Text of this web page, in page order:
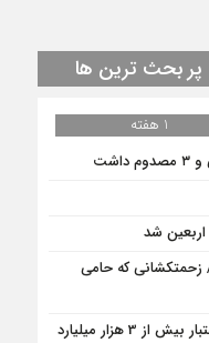
پر بحث ترین ها
1 هفته
اربعین شد
زحمتکشانی که حامی
5 پروژه‌ عمرانی شهرداری سرخ‌رود با اعتبار بیش از 3 هزار میلیارد